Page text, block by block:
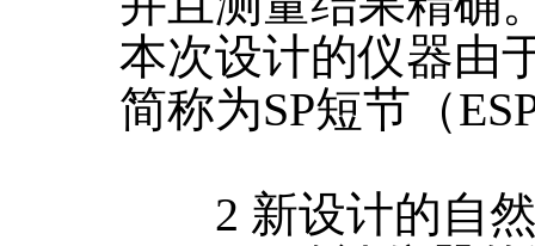
本次设计的仪器由
简称为SP短节（
2 新设计的自然